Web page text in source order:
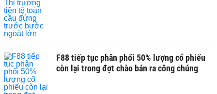
F88 tiếp tục phân phối 50% lượng cổ phiếu
còn lại trong đợt chào bán ra công chúng